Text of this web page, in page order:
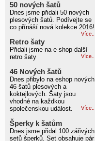
50 nových šatů
Dnes jsme přidali 50 nových
plesových šatů. Podívejte se
co přínáší nová kolekce 2016!
Více..
Retro šaty
Přidali jsme na e-shop další
retro šaty
Více..
46 Nových šatů
Dnes přibylo na eshop nových
46 šatů plesových a
koktejlových. Šaty jsou
vhodné na každkou
společenskou událost.
Více..
Šperky k šatům
Dnes jsme přidal 100 zářivých
setů šperků. Set obsahuje pár